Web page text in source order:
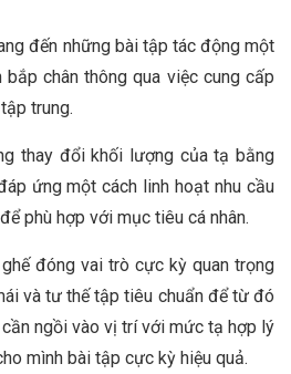
đến những bài tập tác động một
bắp chân thông qua việc cung cấp
trung.
thay đổi khối lượng của tạ bằng
ứng một cách linh hoạt nhu cầu
phù hợp với mục tiêu cá nhân.
đóng vai trò cực kỳ quan trọng
và tư thế tập tiêu chuẩn để từ đó
ngồi vào vị trí với mức tạ hợp lý
mình bài tập cực kỳ hiệu quả.